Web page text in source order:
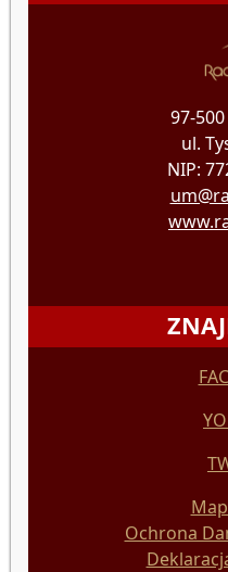
97-
ul.
NIP:
Ochrona